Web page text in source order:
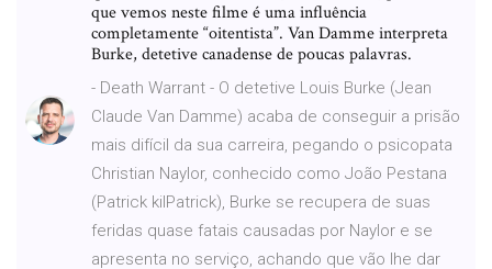
que vemos neste filme é uma influência
completamente “oitentista”. Van Damme interpreta
Burke, detetive canadense de poucas palavras.
- Death Warrant - O detetive Louis Burke (Jean
Claude Van Damme) acaba de conseguir a prisão
mais difícil da sua carreira, pegando o psicopata
Christian Naylor, conhecido como João Pestana
(Patrick kilPatrick), Burke se recupera de suas
feridas quase fatais causadas por Naylor e se
apresenta no serviço, achando que vão lhe dar